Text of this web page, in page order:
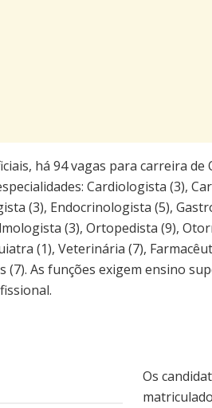
há 94 vagas para carreira
Cardiologista (3),
(3), Endocrinologista (5),
(3), Ortopedista (9),
(1), Veterinária (7),
(7). As funções exigem ensino
Os